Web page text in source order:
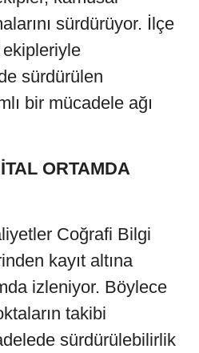
sürdürüyor. İlçe
sürdürülen
bir mücadele ağı
ORTAMDA
Coğrafi Bilgi
kayıt altına
izleniyor. Böylece
takibi
sürdürülebilirlik